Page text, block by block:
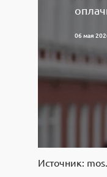
06 мая
Источник: